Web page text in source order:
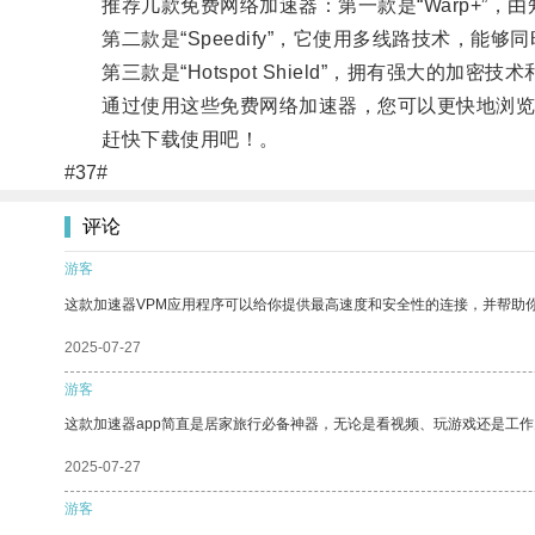
推荐几款免费网络加速器：第一款是“Warp+”，由
第二款是“Speedify”，它使用多线路技术，能够同
第三款是“Hotspot Shield”，拥有强大的加密技术
通过使用这些免费网络加速器，您可以更快地浏览
赶快下载使用吧！。
#37#
评论
游客
这款加速器VPM应用程序可以给你提供最高速度和安全性的连接，并帮助
2025-07-27
游客
这款加速器app简直是居家旅行必备神器，无论是看视频、玩游戏还是工
2025-07-27
游客